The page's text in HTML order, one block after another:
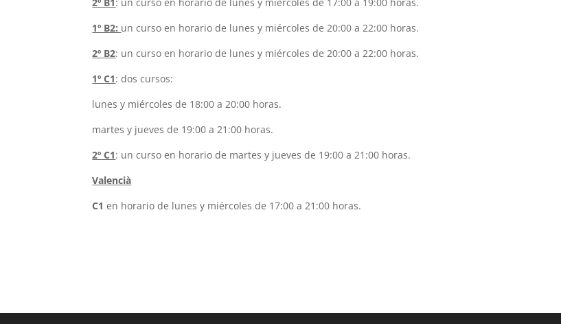
1º B2: un curso en horario de lunes y miércoles de 20:00 a 22:00 horas.
2º B2: un curso en horario de lunes y miércoles de 20:00 a 22:00 horas.
1º C1: dos cursos:
lunes y miércoles de 18:00 a 20:00 horas.
martes y jueves de 19:00 a 21:00 horas.
2º C1: un curso en horario de martes y jueves de 19:00 a 21:00 horas.
Valencià
C1en horario de lunes y miércoles de 17:00 a 21:00 horas.